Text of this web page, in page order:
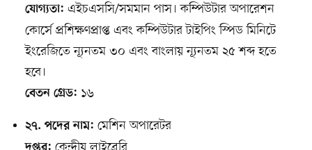
যোগ্যতা: এইচএসসি/সমমান পাস। কম্পিউটার অপারেশন
কোর্সে প্রশিক্ষণপ্রাপ্ত এবং কম্পিউটার টাইপিং স্পিড মিনিটে
ইংরেজিতে ন্যূনতম ৩০ এবং বাংলায় ন্যূনতম ২৫ শব্দ হতে
হবে।
বেতন গ্রেড: ১৬
২৭. পদের নাম: মেশিন অপারেটর